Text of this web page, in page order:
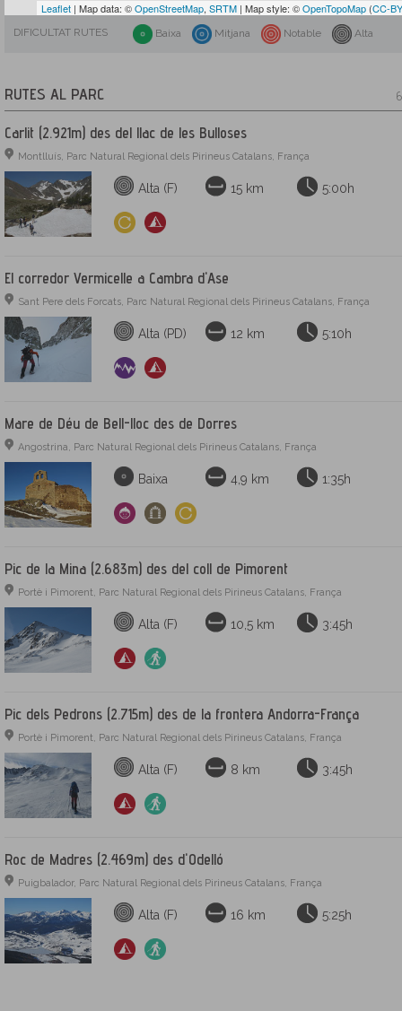
Leaflet | Map data: ©OpenStreetMap, SRTM | Map style: ©OpenTopoMap (CC-
DIFICULTAT RUTES Baixa Mitjana Notable Alta
RUTES AL PARC
Carlit (2.921m) des del llac de les Bulloses
Montlluís, Parc Natural Regional dels Pirineus Catalans, França
Alta (F) 15 km 5:00h
El corredor Vermicelle a Cambra d'Ase
Sant Pere dels Forcats, Parc Natural Regional dels Pirineus Catalans, França
Alta (PD) 12 km 5:10h
Mare de Déu de Bell-lloc des de Dorres
Angostrina, Parc Natural Regional dels Pirineus Catalans, França
Baixa 4,9 km 1:35h
Pic de la Mina (2.683m) des del coll de Pimorent
Portè i Pimorent, Parc Natural Regional dels Pirineus Catalans, França
Alta (F) 10,5 km 3:45h
Pic dels Pedrons (2.715m) des de la frontera Andorra-França
Portè i Pimorent, Parc Natural Regional dels Pirineus Catalans, França
Alta (F) 8 km 3:45h
Roc de Madres (2.469m) des d'Odelló
Puigbalador, Parc Natural Regional dels Pirineus Catalans, França
Alta (F) 16 km 5:25h